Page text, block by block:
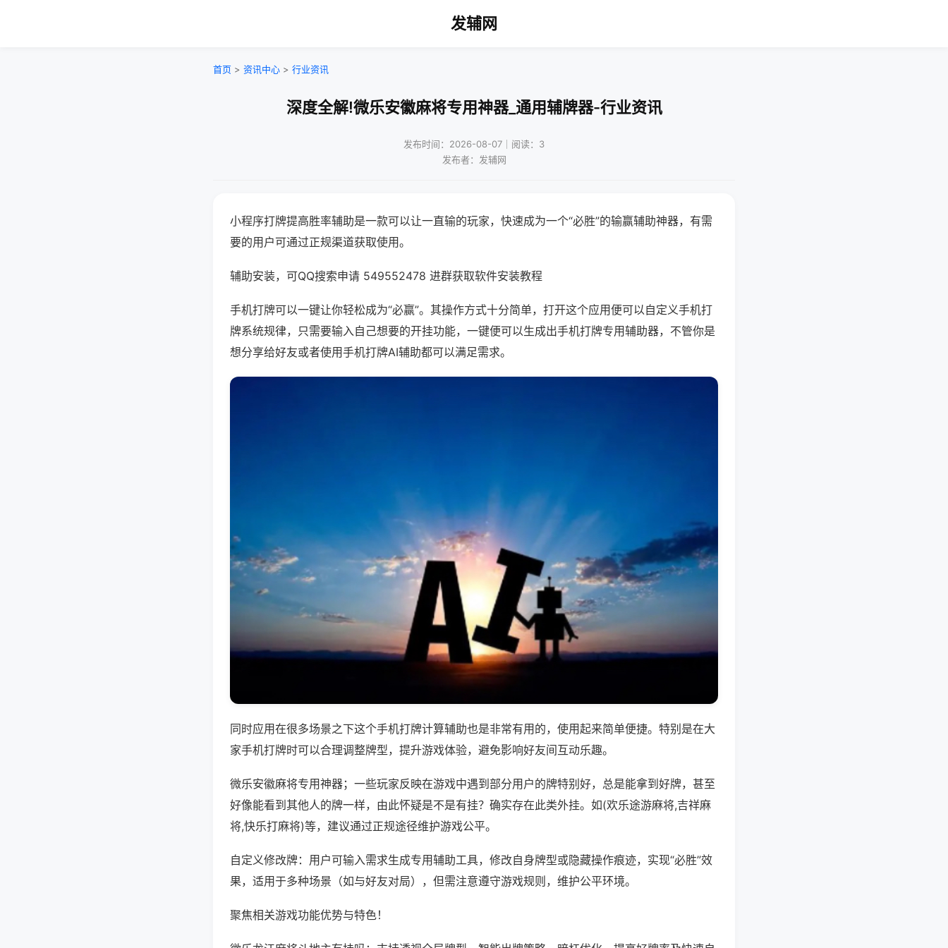
发辅网
首页 > 资讯中心 > 行业资讯
深度全解!微乐安徽麻将专用神器_通用辅牌器-行业资讯
发布时间：2026-08-07｜阅读：3
发布者：发辅网
小程序打牌提高胜率辅助是一款可以让一直输的玩家，快速成为一个“必胜”的输赢辅助神器，有需
要的用户可通过正规渠道获取使用。
辅助安装，可QQ搜索申请 549552478 进群获取软件安装教程
手机打牌可以一键让你轻松成为“必赢”。其操作方式十分简单，打开这个应用便可以自定义手机打
牌系统规律，只需要输入自己想要的开挂功能，一键便可以生成出手机打牌专用辅助器，不管你是
想分享给好友或者使用手机打牌AI辅助都可以满足需求。
同时应用在很多场景之下这个手机打牌计算辅助也是非常有用的，使用起来简单便捷。特别是在大
家手机打牌时可以合理调整牌型，提升游戏体验，避免影响好友间互动乐趣。
微乐安徽麻将专用神器；一些玩家反映在游戏中遇到部分用户的牌特别好，总是能拿到好牌，甚至
好像能看到其他人的牌一样，由此怀疑是不是有挂？确实存在此类外挂。如(欢乐途游麻将,吉祥麻
将,快乐打麻将)等，建议通过正规途径维护游戏公平。
自定义修改牌：用户可输入需求生成专用辅助工具，修改自身牌型或隐藏操作痕迹，实现“必胜”效
果，适用于多种场景（如与好友对局），但需注意遵守游戏规则，维护公平环境。
聚焦相关游戏功能优势与特色！